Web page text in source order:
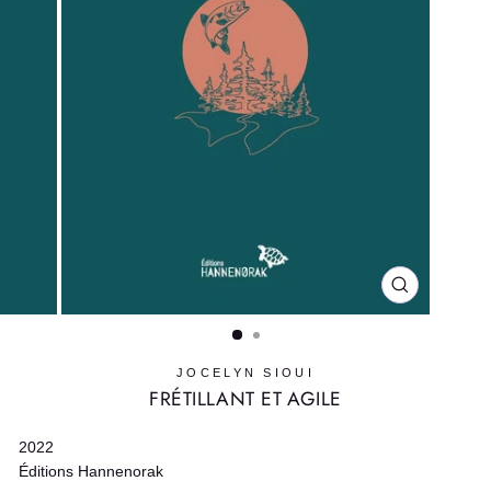
FERMER
(ESC)
JOCELYN SIOUI
FRÉTILLANT ET AGILE
2022
Éditions Hannenorak